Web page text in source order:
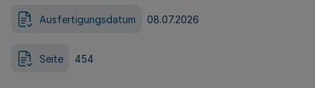
Ausfertigungsdatum 08.07.2026
Seite 454